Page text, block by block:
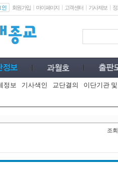
인 회원가입 마이페이지 고객센터 기사제보
정보 기사색인 교단결의 이단기관
조